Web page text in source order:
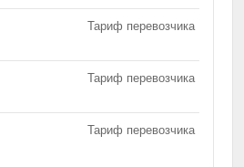
Тариф перевозчика
Тариф перевозчика
Тариф перевозчика